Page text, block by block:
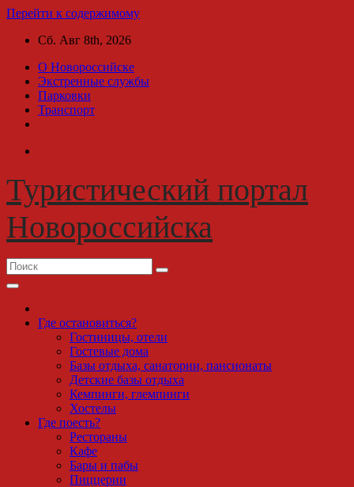
Перейти к содержимому
Сб. Авг 8th, 2026
О Новороссийске
Экстренные службы
Парковки
Транспорт
Туристический портал
Новороссийска
Где остановиться?
Гостиницы, отели
Гостевые дома
Базы отдыха, санатории, пансионаты
Детские базы отдыха
Кемпинги, глемпинги
Хостелы
Где поесть?
Рестораны
Кафе
Бары и пабы
Пиццерии